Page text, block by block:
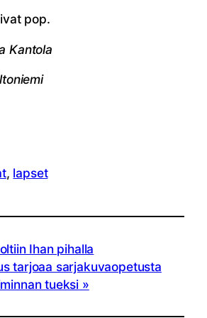
pop.
Kantola
, lapset
Ihan pihalla
tarjoaa sarjakuvaopetusta
tueksi